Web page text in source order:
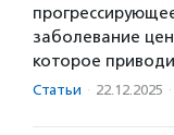
заболевание
которое
Статьи · 22.12.2025 ·